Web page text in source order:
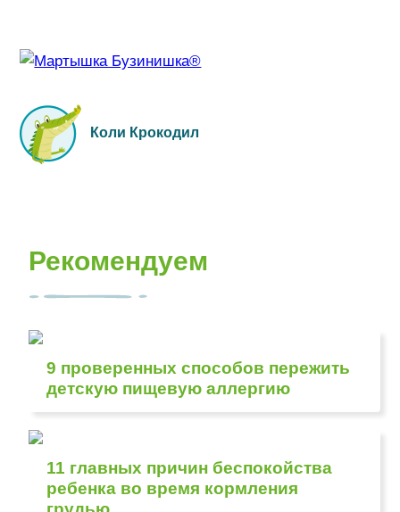
Коли Крокодил
Рекомендуем
9 проверенных способов пережить
детскую пищевую аллергию
11 главных причин беспокойства
ребенка во время кормления